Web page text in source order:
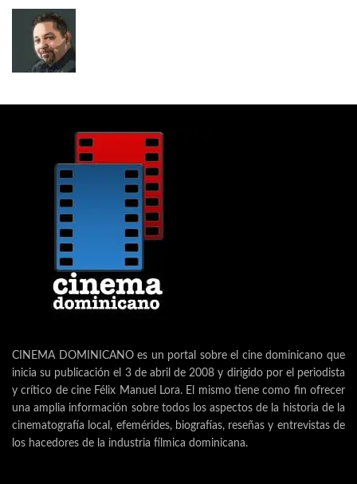
CINEMA DOMINICANO es un portal sobre el cine dominicano que
inicia su publicación el 3 de abril de 2008 y dirigido por el periodista
y crítico de cine Félix Manuel Lora. El mismo tiene como fin ofrecer
una amplia información sobre todos los aspectos de la historia de la
cinematografía local, efemérides, biografías, reseñas y entrevistas de
los hacedores de la industria fílmica dominicana.